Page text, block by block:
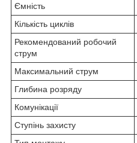
Ємність
Кількість циклів
Рекомендований робочий
струм
Максимальний струм
Глибина розряду
Комунікації
Ступінь захисту